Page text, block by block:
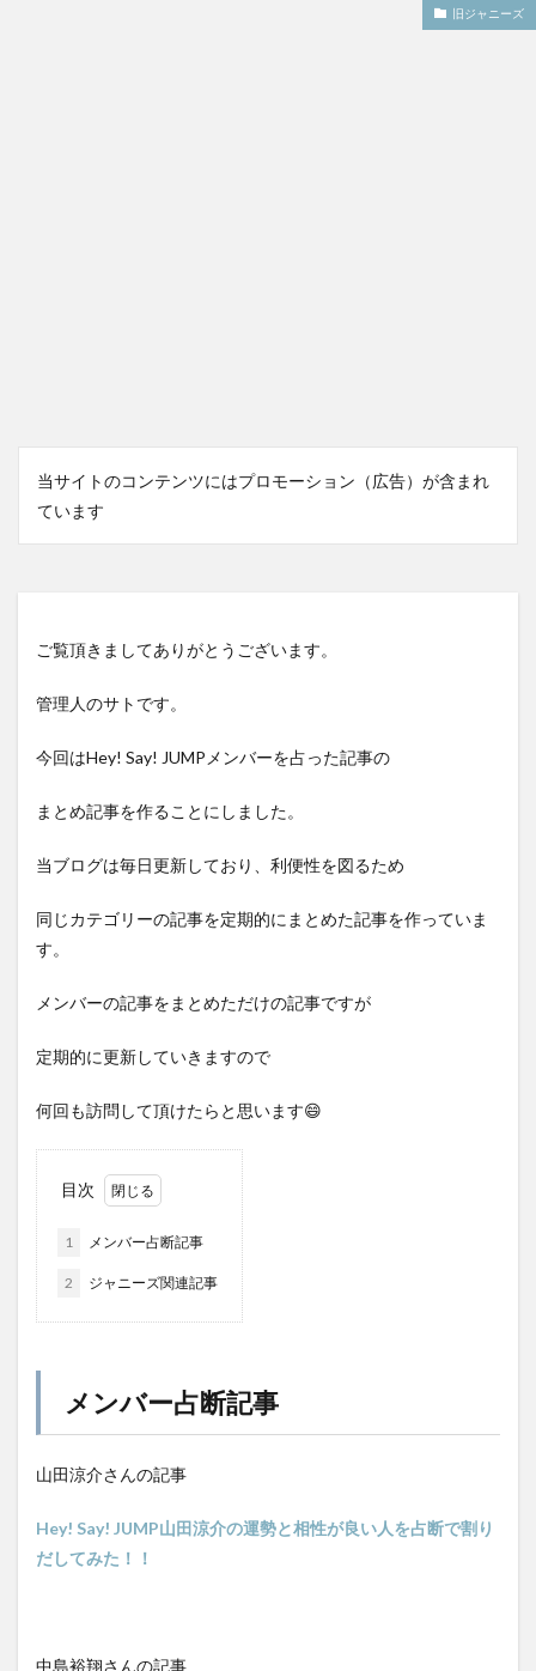
旧ジャニーズ
当サイトのコンテンツにはプロモーション（広告）が含まれ
ています
ご覧頂きましてありがとうございます。
管理人のサトです。
今回はHey! Say! JUMPメンバーを占った記事の
まとめ記事を作ることにしました。
当ブログは毎日更新しており、利便性を図るため
同じカテゴリーの記事を定期的にまとめた記事を作っていま
す。
メンバーの記事をまとめただけの記事ですが
定期的に更新していきますので
何回も訪問して頂けたらと思います😄
目次
1 メンバー占断記事
2 ジャニーズ関連記事
メンバー占断記事
山田涼介さんの記事
Hey! Say! JUMP山田涼介の運勢と相性が良い人を占断で割り
だしてみた！！
中島裕翔さんの記事